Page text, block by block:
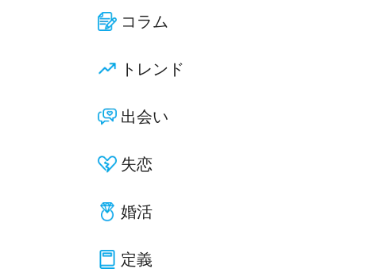
コラム
トレンド
出会い
失恋
婚活
定義